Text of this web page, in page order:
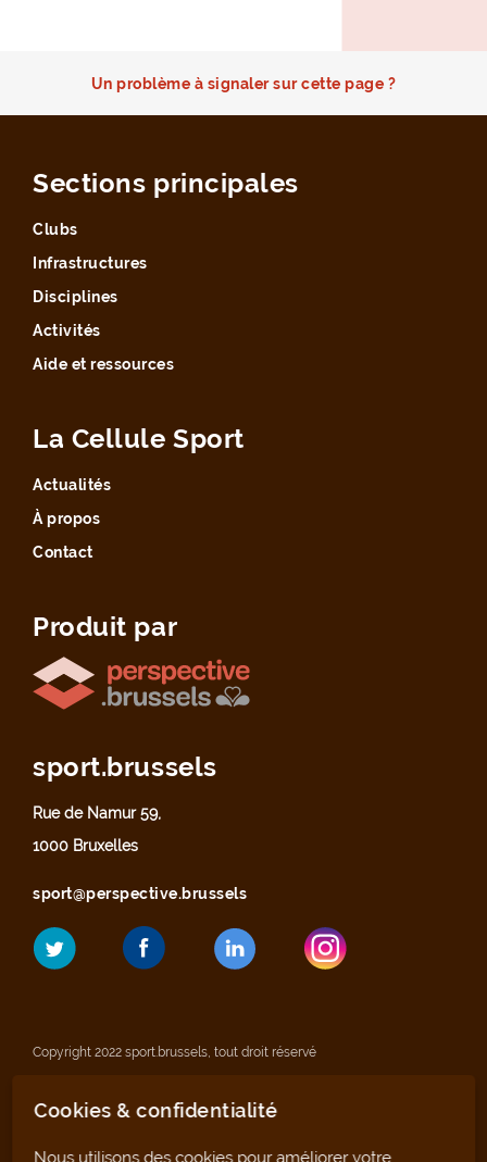
Un problème à signaler sur cette page ?
Sections principales
Clubs
Infrastructures
Disciplines
Activités
Aide et ressources
La Cellule Sport
Actualités
À propos
Contact
Produit par
sport.brussels
Rue de Namur 59,
1000 Bruxelles
sport@perspective.brussels
Copyright 2022 sport.brussels, tout droit réservé
Mentions légales
Cookies & confidentialité
Nous utilisons des cookies pour améliorer votre